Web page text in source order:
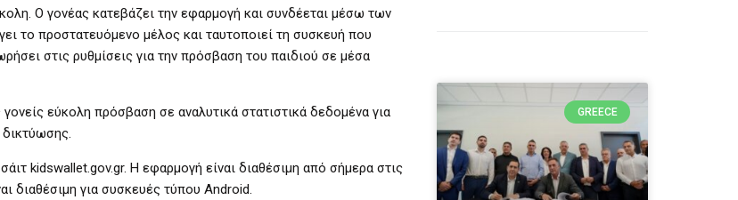
Ο γονέας κατεβάζει την εφαρμογή και συνδέεται μέσω των
το προστατευόμενο μέλος και ταυτοποιεί τη συσκευή που
στις ρυθμίσεις για την πρόσβαση του παιδιού σε μέσα
εύκολη πρόσβαση σε αναλυτικά στατιστικά δεδομένα για
kidswallet.gov.gr. Η εφαρμογή είναι διαθέσιμη από σήμερα στις
διαθέσιμη για συσκευές τύπου Android.
GREECE